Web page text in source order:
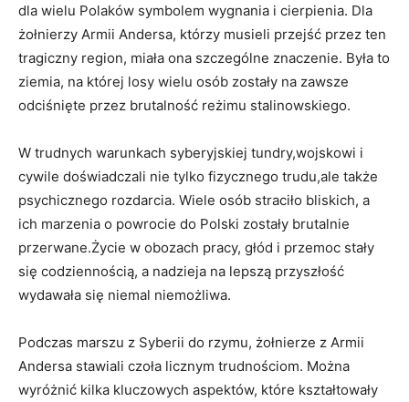
dla wielu Polaków symbolem wygnania i cierpienia. Dla
żołnierzy Armii Andersa, którzy musieli przejść przez ten
tragiczny region, miała ona szczególne znaczenie. Była to
ziemia, na której losy wielu osób zostały na zawsze
odciśnięte przez brutalność reżimu stalinowskiego.
W trudnych warunkach syberyjskiej tundry,wojskowi i
cywile doświadczali nie tylko fizycznego trudu,ale także
psychicznego rozdarcia. Wiele osób straciło bliskich, a
ich marzenia o powrocie do Polski zostały brutalnie
przerwane.Życie w obozach pracy, głód i przemoc stały
się codziennością, a nadzieja na lepszą przyszłość
wydawała się niemal niemożliwa.
Podczas marszu z Syberii do rzymu, żołnierze z Armii
Andersa stawiali czoła licznym trudnościom. Można
wyróżnić kilka kluczowych aspektów, które kształtowały